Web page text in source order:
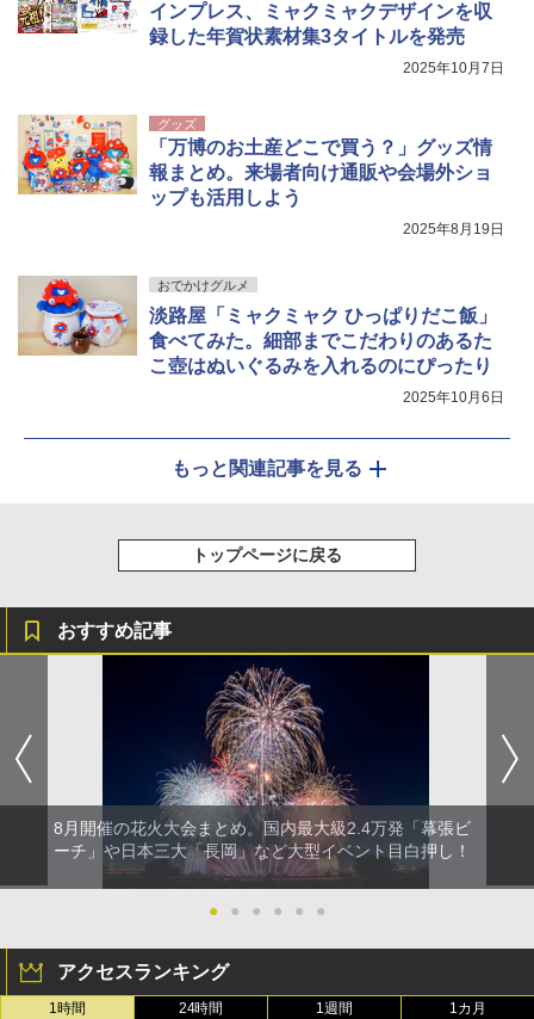
インプレス、ミャクミャクデザインを収
録した年賀状素材集3タイトルを発売
2025年10月7日
グッズ
「万博のお土産どこで買う？」グッズ情
報まとめ。来場者向け通販や会場外ショ
ップも活用しよう
2025年8月19日
おでかけグルメ
淡路屋「ミャクミャク ひっぱりだこ飯」
食べてみた。細部までこだわりのあるた
こ壺はぬいぐるみを入れるのにぴったり
2025年10月6日
もっと関連記事を見る
トップページに戻る
おすすめ記事
8月開催の花火大会まとめ。国内最大級2.4万発「幕張ビ
ーチ」や日本三大「長岡」など大型イベント目白押し！
● ● ● ● ● ●
アクセスランキング
1時間 24時間 1週間 1カ月